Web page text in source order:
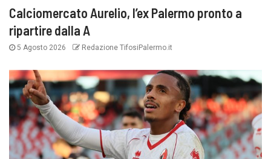
Calciomercato Aurelio, l’ex Palermo pronto a
ripartire dalla A
5 Agosto 2026 Redazione TifosiPalermo.it